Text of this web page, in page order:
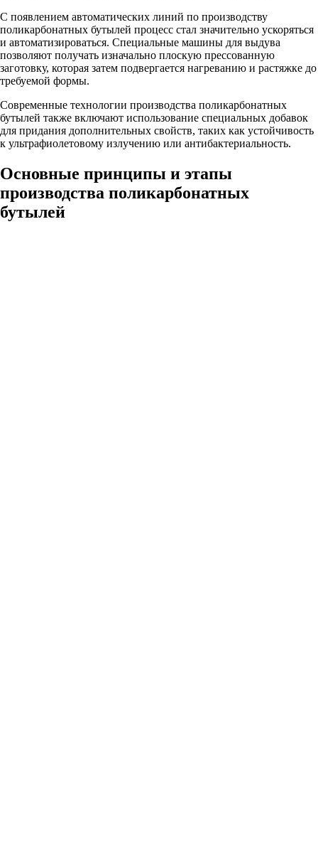
С появлением автоматических линий по производству
поликарбонатных бутылей процесс стал значительно ускоряться
и автоматизироваться. Специальные машины для выдува
позволяют получать изначально плоскую прессованную
заготовку, которая затем подвергается нагреванию и растяжке до
требуемой формы.
Современные технологии производства поликарбонатных
бутылей также включают использование специальных добавок
для придания дополнительных свойств, таких как устойчивость
к ультрафиолетовому излучению или антибактериальность.
Основные принципы и этапы
производства поликарбонатных
бутылей